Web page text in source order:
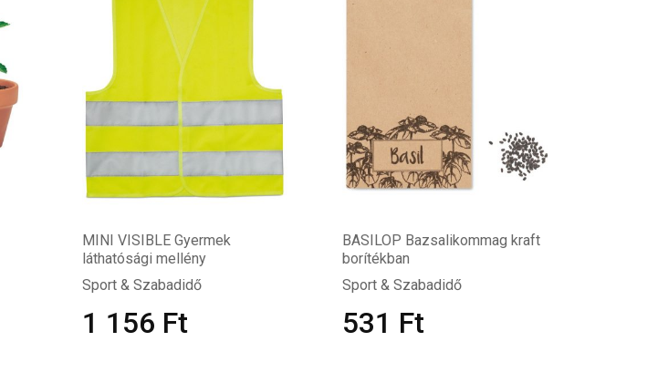
MINI VISIBLE Gyermek
láthatósági mellény
Sport & Szabadidő
1 156 Ft
BASILOP Bazsalikommag kraft
borítékban
Sport & Szabadidő
531 Ft